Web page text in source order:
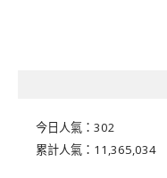
今日人氣： 302
累計人氣： 11,365,034